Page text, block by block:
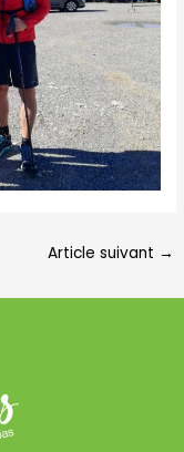
Article suivant →